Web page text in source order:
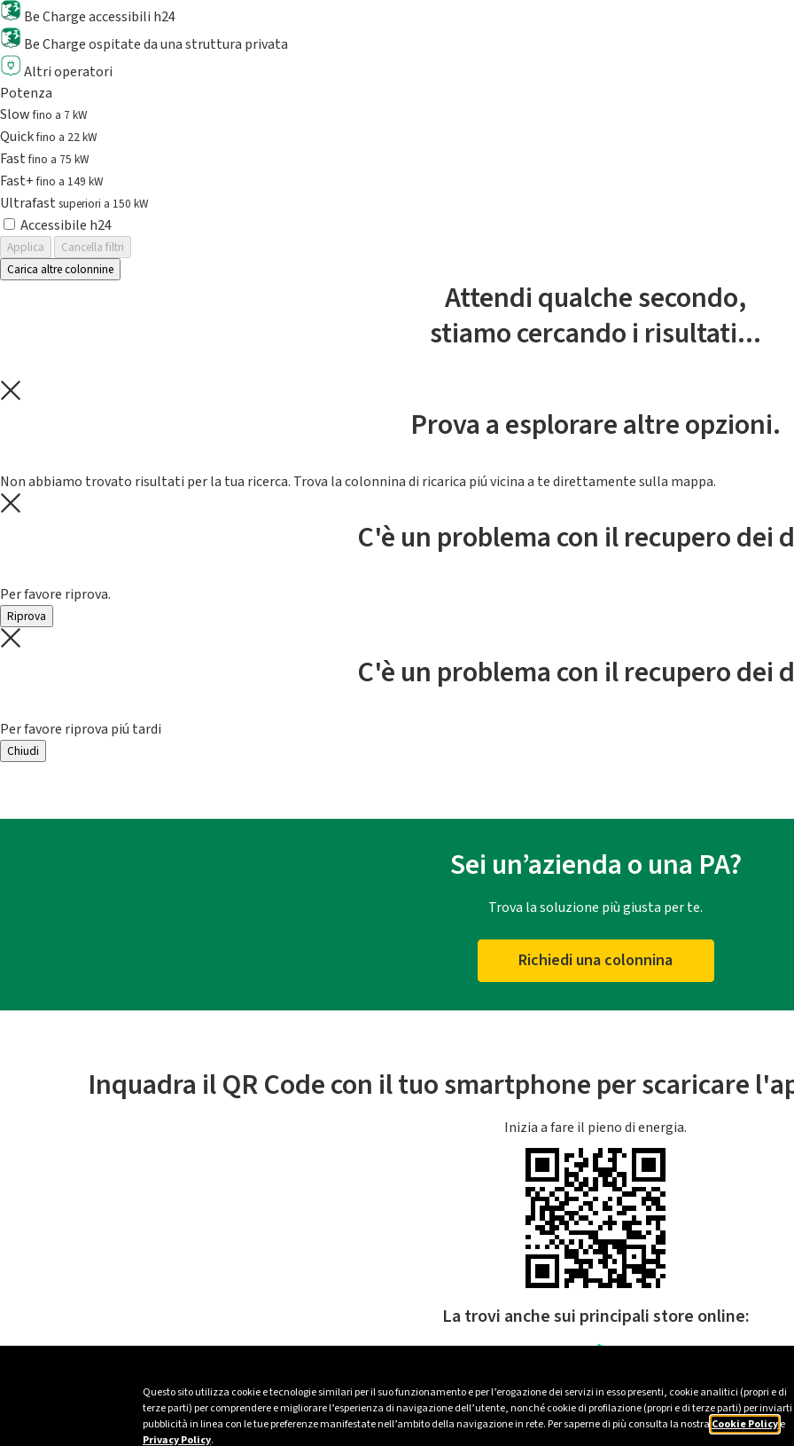
Questo sito utilizza cookie e tecnologie similari per il suo funzionamento e per l’erogazione dei servizi in esso presenti, cookie analitici (propri e di
terze parti) per comprendere e migliorare l’esperienza di navigazione dell’utente, nonché cookie di profilazione (propri e di terze parti) per inviarti
pubblicità in linea con le tue preferenze manifestate nell’ambito della navigazione in rete. Per saperne di più consulta la nostra Cookie Policye
Privacy Policy.
Be Charge accessibili h24
Be Charge ospitate da una struttura privata
Altri operatori
Potenza
Slowfino a 7 kW
Quickfino a 22 kW
Fastfino a 75 kW
Fast+fino a 149 kW
Ultrafast superiori a 150 kW
Accessibile h24
Applica
Cancella filtri
Carica altre colonnine
Attendi qualche secondo,
stiamo cercando i risultati...
Prova a esplorare altre opzioni.
Non abbiamo trovato risultati per la tua ricerca. Trova la colonnina di ricarica piú vicina a te direttamente sulla mappa.
C'è un problema con il recupero dei
Per favore riprova.
Riprova
C'è un problema con il recupero dei
Per favore riprova piú tardi
Chiudi
Sei un’azienda o una PA?
Trova la soluzione più giusta per te.
Richiedi una colonnina
Inquadra il QR Code con il tuo smartphone per scaricare
Inizia a fare il pieno di energia.
La trovi anche sui principali store online: